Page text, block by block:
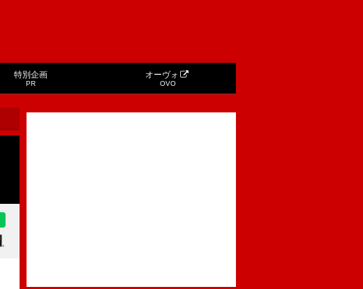
特別企画
PR
オーヴォ
OVO